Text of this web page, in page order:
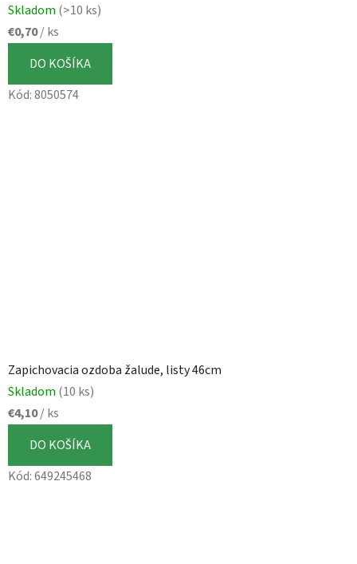
Skladom (>10 ks)
€0,70/ ks
DO KOŠÍKA
Kód:8050574
Zapichovacia ozdoba žalude, listy 46cm
Skladom (10 ks)
€4,10/ ks
DO KOŠÍKA
Kód:649245468